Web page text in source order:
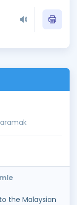
the Malaysian